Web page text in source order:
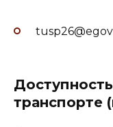
транспорте